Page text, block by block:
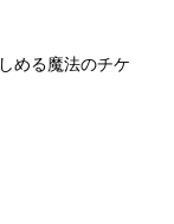
める魔法のチケ